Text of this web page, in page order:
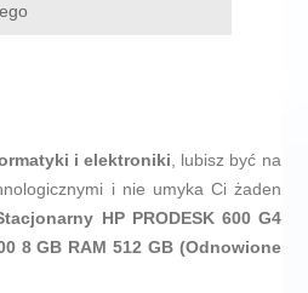
i elektroniki, lubisz być na
i nie umyka Ci żaden
HP PRODESK 600 G4
8 GB RAM 512 GB (Odnowione